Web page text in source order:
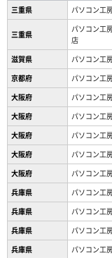
三重県
パソコン工
三重県
パソコン工
店
滋賀県 パソコン工
京都府
パソコン工
大阪府
パソコン工
大阪府
パソコン工
大阪府
パソコン工
大阪府
パソコン工
大阪府
パソコン工
兵庫県
パソコン工
兵庫県
パソコン工
兵庫県
パソコン工
兵庫県
パソコン工